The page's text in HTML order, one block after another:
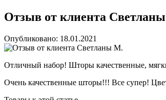
Отзыв от клиента
Опубликовано: 18.01.2021
Отличный набор! Шторы качественные,
Очень качественные шторы!!! Все супер!